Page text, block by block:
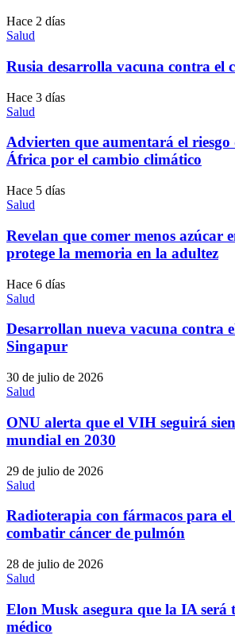
Hace 2 días
Salud
Rusia desarrolla vacuna contra el
Hace 3 días
Salud
Advierten que aumentará el
África por el cambio climático
Hace 5 días
Salud
Revelan que comer menos azúcar
protege la memoria en la adultez
Hace 6 días
Salud
Desarrollan nueva vacuna contra
Singapur
30 de julio de 2026
Salud
ONU alerta que el VIH seguirá
mundial en 2030
29 de julio de 2026
Salud
Radioterapia con fármacos para
combatir cáncer de pulmón
28 de julio de 2026
Salud
Elon Musk asegura que la IA será
médico